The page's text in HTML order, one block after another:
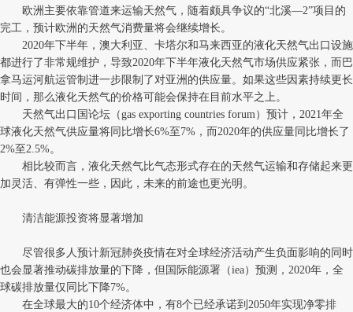
欧洲主要依靠管道来运输天然气，随着颇具争议的“北溪—2”项目的
完工，预计欧洲的天然气消费量将会继续增长。
2020年下半年，澳大利亚、卡塔尔和马来西亚的液化天然气出口设施
都进行了非常规维护，导致2020年下半年液化天然气市场供应紧张，而巴
拿马运河航运管制进一步限制了对亚洲的供应量。如果这些因素持续更长
时间，那么液化天然气的价格可能会保持在目前水平之上。
天然气出口国论坛（gas exporting countries forum）预计，2021年全
球液化天然气供应量将同比增长6%至7%，而2020年的供应量同比增长了
2%至2.5%。
相比较而言，液化天然气比气态形式存在的天然气运输和存储起来更
加灵活、有弹性一些，因此，未来的前途也更光明。
清洁能源投资将显著增加
尽管很多人预计新冠肺炎疫情在对全球经济活动产生负面影响的同时
也会显著推动碳排放量的下降，但国际能源署（iea）预测，2020年，全
球碳排放量仅同比下降7%。
在全球最大的10个经济体中，有8个已经承诺到2050年实现净零排